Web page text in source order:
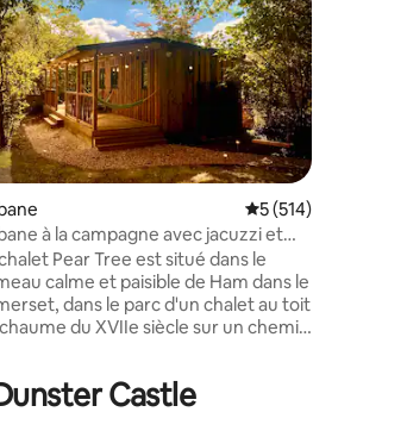
5
sur la base de 616 commentaires : 4,99 sur 5
Évaluation
5 (514)
à la campagne avec jacuzzi et
dans les arbres
Pear Tree est situé dans le
calme et paisible de Ham dans le
dans le parc d'un chalet au toit
du XVIIe siècle sur un chemin
après une journée bien remplie
Castle